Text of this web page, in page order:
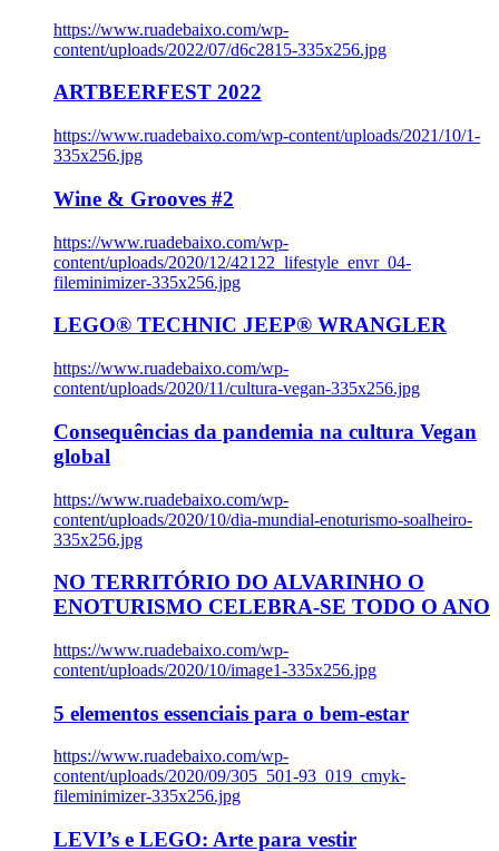
https://www.ruadebaixo.com/wp-
content/uploads/2022/07/d6c2815-335x256.jpg
ARTBEERFEST 2022
https://www.ruadebaixo.com/wp-content/uploads/2021/10/1-
335x256.jpg
Wine & Grooves #2
https://www.ruadebaixo.com/wp-
content/uploads/2020/12/42122_lifestyle_envr_04-
fileminimizer-335x256.jpg
LEGO® TECHNIC JEEP® WRANGLER
https://www.ruadebaixo.com/wp-
content/uploads/2020/11/cultura-vegan-335x256.jpg
Consequências da pandemia na cultura Vegan
global
https://www.ruadebaixo.com/wp-
content/uploads/2020/10/dia-mundial-enoturismo-soalheiro-
335x256.jpg
NO TERRITÓRIO DO ALVARINHO O
ENOTURISMO CELEBRA-SE TODO O ANO
https://www.ruadebaixo.com/wp-
content/uploads/2020/10/image1-335x256.jpg
5 elementos essenciais para o bem-estar
https://www.ruadebaixo.com/wp-
content/uploads/2020/09/305_501-93_019_cmyk-
fileminimizer-335x256.jpg
LEVI’s e LEGO: Arte para vestir